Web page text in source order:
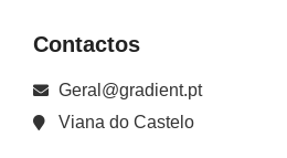
Contactos
Geral@gradient.pt
Viana do Castelo